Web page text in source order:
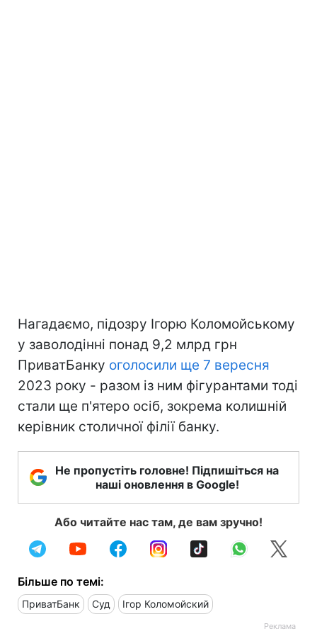
Нагадаємо, підозру Ігорю Коломойському
у заволодінні понад 9,2 млрд грн
ПриватБанку оголосили ще 7 вересня
2023 року - разом із ним фігурантами тоді
стали ще п'ятеро осіб, зокрема колишній
керівник столичної філії банку.
Не пропустіть головне! Підпишіться на
наші оновлення в Google!
Або читайте нас там, де вам зручно!
Більше по темі:
ПриватБанк Суд Ігор Коломойский